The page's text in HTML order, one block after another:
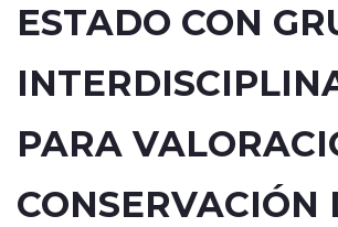
ESTADO CON
PARA
CONSERVACIÓN